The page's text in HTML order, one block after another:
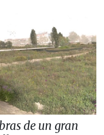
de un gran